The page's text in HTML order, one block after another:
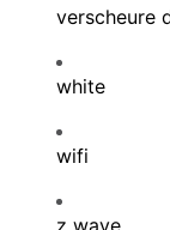
verscheure
white
wifi